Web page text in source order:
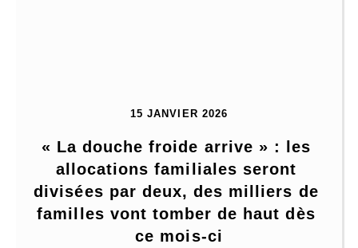
15 JANVIER 2026
« La douche froide arrive » : les
allocations familiales seront
divisées par deux, des milliers de
familles vont tomber de haut dès
ce mois-ci